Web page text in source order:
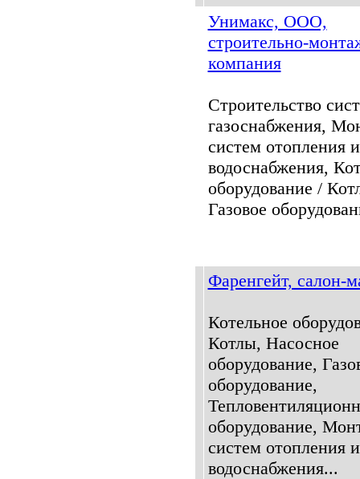
Унимакс, ООО,
строительно-
компания
Строительство
газоснабжения,
систем отопления и
водоснабжения,
оборудование /
Газовое
Фаренгейт, салон-
Котельное
Котлы, Насосное
оборудование,
оборудование,
оборудование,
систем отопления и
водоснабжения...